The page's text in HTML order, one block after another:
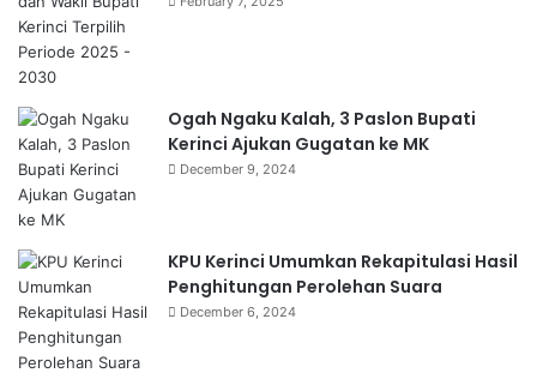
Ogah Ngaku Kalah, 3 Paslon Bupati
Kerinci Ajukan Gugatan ke MK
December 9, 2024
KPU Kerinci Umumkan Rekapitulasi Hasil
Penghitungan Perolehan Suara
December 6, 2024